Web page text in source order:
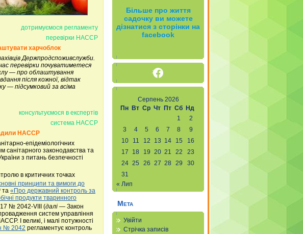
дотримуємося регламенту
перевірки НАССР
харчоблок
Держпродспоживслужби.
перевірки почуватиметеся
— про облаштування
після кожної, відтак
— підсумковий за всіма
консультуємося в експертів
система НАССР
НАССР
епідеміологічних
санітарного законодавства та
з питань безпечності
в критичних точках
принципи та вимоги до
та «Про державний контроль за
продукти тваринного
№ 2042-VIII (далі — Закон
систем управління
І великі, і малі потужності
№ 2042 регламентує контроль
Більше про життя
садочку ви можете
дізнатися з сторінки на
facebook
Facebook
Серпень 2026
Пн
Вт Ср Чт Пт Сб
Нд
1
2
3
4 5 6 7 8
9
10
11 12 13 14 15
16
17
18 19 20 21 22
23
24 25 26 27 28 29
30
31
« Лип
Мета
Увійти
Стрічка записів